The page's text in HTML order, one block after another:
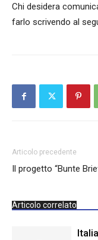
Chi desidera
farlo scrivendo al
Articolo precedente
Il progetto “Bunte
Articolo correlato